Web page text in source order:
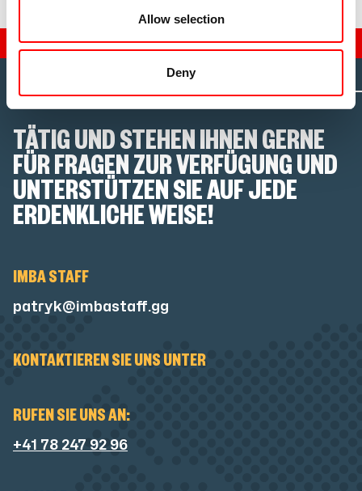
Allow selection
Deny
TÄTIG UND STEHEN IHNEN GERNE
FÜR FRAGEN ZUR VERFÜGUNG UND
UNTERSTÜTZEN SIE AUF JEDE
ERDENKLICHE WEISE!
IMBA STAFF
patryk@imbastaff.gg
KONTAKTIEREN SIE UNS UNTER
RUFEN SIE UNS AN:
+41 78 247 92 96